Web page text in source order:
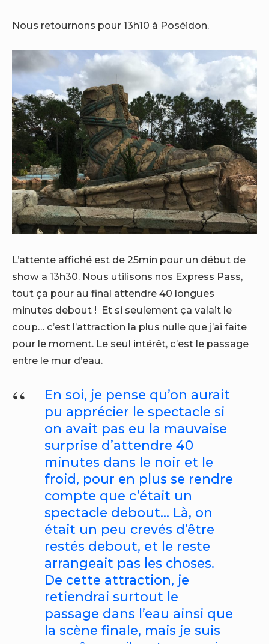
Nous retournons pour 13h10 à Poséidon.
L’attente affiché est de 25min pour un début de
show a 13h30. Nous utilisons nos Express Pass,
tout ça pour au final attendre 40 longues
minutes debout ! Et si seulement ça valait le
coup… c’est l’attraction la plus nulle que j’ai faite
pour le moment. Le seul intérêt, c’est le passage
entre le mur d’eau.
En soi, je pense qu’on aurait
pu apprécier le spectacle si
on avait pas eu la mauvaise
surprise d’attendre 40
minutes dans le noir et le
froid, pour en plus se rendre
compte que c’était un
spectacle debout… Là, on
était un peu crevés d’être
restés debout, et le reste
arrangeait pas les choses.
De cette attraction, je
retiendrai surtout le
passage dans l’eau ainsi que
la scène finale, mais je suis